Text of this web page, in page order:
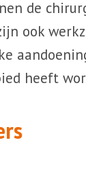
de
ook
heeft